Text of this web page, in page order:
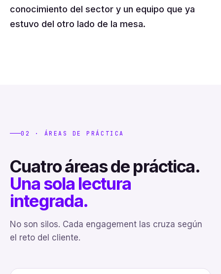
conocimiento del sector y un equipo que ya
estuvo del otro lado de la mesa.
02 · ÁREAS DE PRÁCTICA
Cuatro áreas de práctica.
Una sola lectura
integrada.
No son silos. Cada engagement las cruza según
el reto del cliente.